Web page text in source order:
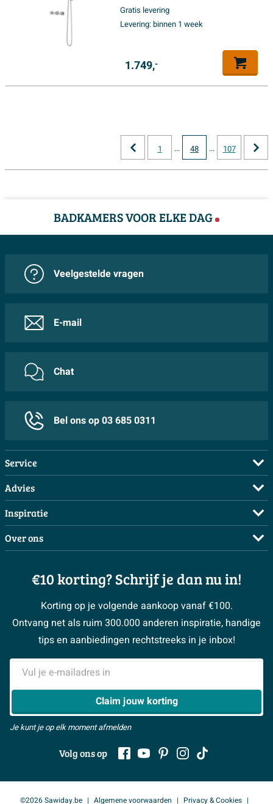
doucheslang - satin spray
handdouche - Chroom
Gratis levering
Levering:binnen 1 week
1.749,-
1 ... 48 ... 107
BADKAMERS VOOR ELKE DAG
Veelgestelde vragen
E-mail
Chat
Bel ons op 03 685 0311
Service
Veelgestelde vragen
Bestellen
Betalen
Bezorgen / afhalen
Garantie / klachten
Reviewbeleid
> Naar de klantenservice
Advies
Maak een afspraak
Doe de offerte check
3D tekening maken
Klustips
Klusadvies
> Alle adviesmogelijkheden
Inspiratie
Complete badkamers
Complete toiletruimtes
Moodboards
Magazine
#MySawiday
> Naar inspiratie
Over ons
Over Sawiday
Vacatures
Sawiday PRO
BeCommerce
Samenwerken
> Alles over showrooms
€10 korting? Schrijf je dan nu in!
Korting op je volgende aankoop vanaf €100.
Ontvang net als ruim 300.000 anderen inspiratie, handige
tips en aanbiedingen rechtstreeks in je inbox!
E-mailadres
Claim jouw korting
Je kunt je op elk moment afmelden
Volg ons op
©2026 Sawiday.be Algemene voorwaarden Privacy & Cookies